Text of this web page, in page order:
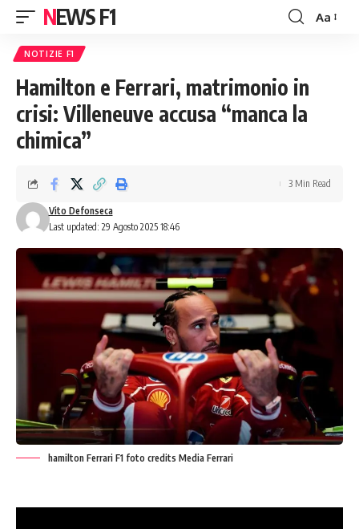
NEWS F1
Font
Aa
NOTIZIE F1
Hamilton e Ferrari, matrimonio in
crisi: Villeneuve accusa “manca la
chimica”
Last updated: 29 Agosto 2025 18:46
Vito Defonseca
3 Min Read
hamilton Ferrari F1 foto credits Media Ferrari